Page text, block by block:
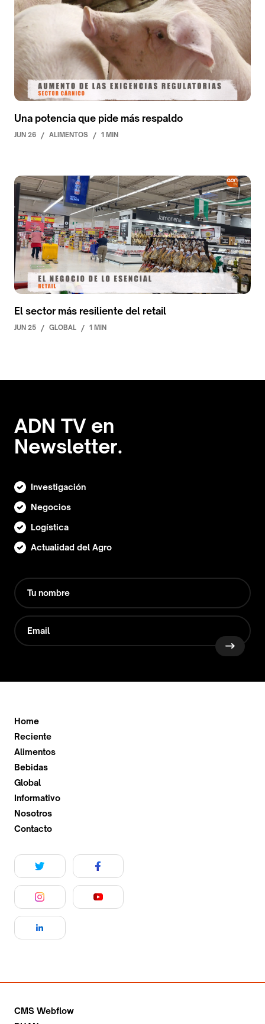
Una potencia que pide más respaldo
JUN 26 / ALIMENTOS / 1 MIN
El sector más resiliente del retail
JUN 25 / GLOBAL / 1 MIN
ADN TV en
Newsletter.
Investigación
Negocios
Logística
Actualidad del Agro
Home
Reciente
Alimentos
Bebidas
Global
Informativo
Nosotros
Contacto
CMS Webflow